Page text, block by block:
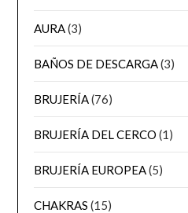
AURA(3)
BAÑOS DE DESCARGA(3)
BRUJERÍA(76)
BRUJERÍA DEL CERCO (1)
BRUJERÍA EUROPEA(5)
CHAKRAS (15)